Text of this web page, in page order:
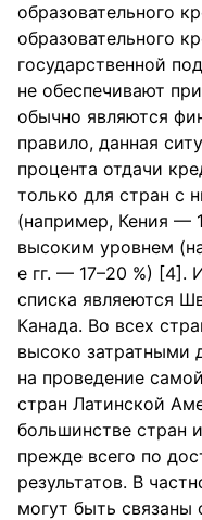
образовательного
образовательного
государственной
не обеспечивают
обычно являются
правило, данная
процента отдачи
только для стран с
(например, Кения —
высоким уровнем
е гг. — 17–20 %) [4].
списка являеются
Канада. Во всех
высоко затратными
на проведение
стран Латинской
большинстве стран
прежде всего по
результатов. В
могут быть